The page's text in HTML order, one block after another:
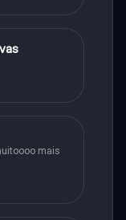
mais